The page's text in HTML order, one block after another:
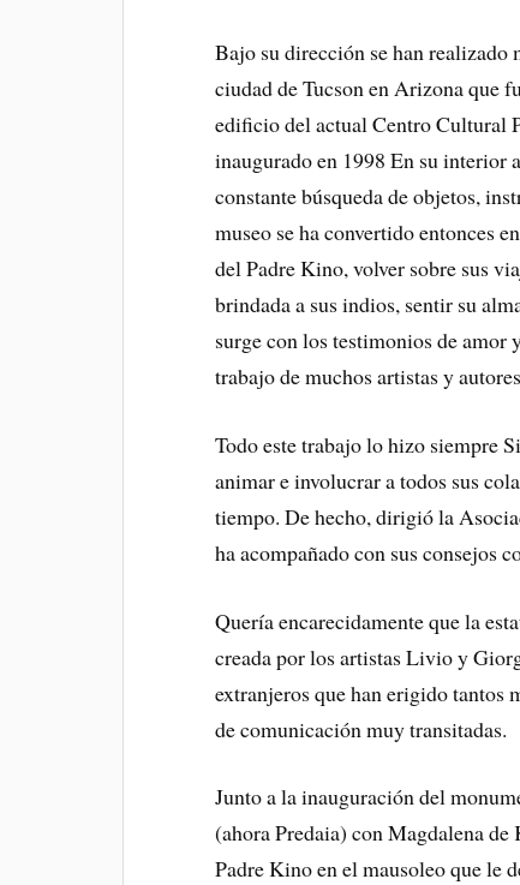
Bajo su dirección se han realizado
ciudad de Tucson en Arizona que
edificio del actual Centro Cultural
inaugurado en 1998 En su interior
constante búsqueda de objetos,
museo se ha convertido entonces
del Padre Kino, volver sobre sus
brindada a sus indios, sentir su
surge con los testimonios de amor
trabajo de muchos artistas y
Todo este trabajo lo hizo siempre
animar e involucrar a todos sus
tiempo. De hecho, dirigió la
ha acompañado con sus consejos
Quería encarecidamente que la
creada por los artistas Livio y
extranjeros que han erigido tantos
de comunicación muy transitadas.
Junto a la inauguración del
(ahora Predaia) con Magdalena
Padre Kino en el mausoleo que le